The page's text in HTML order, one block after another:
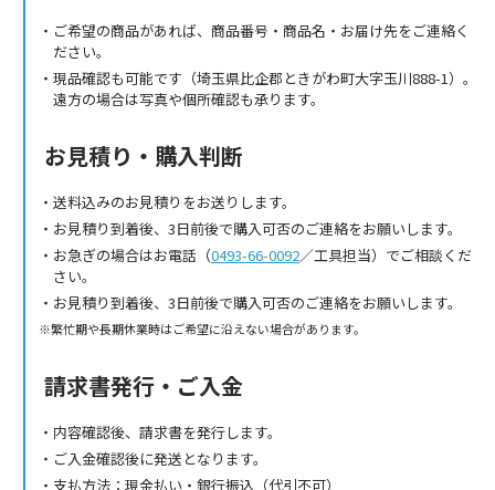
ご希望の商品があれば、商品番号・商品名・お届け先をご連絡く
ださい。
現品確認も可能です（埼玉県比企郡ときがわ町大字玉川888-1）。
遠方の場合は写真や個所確認も承ります。
お見積り・購入判断
送料込みのお見積りをお送りします。
お見積り到着後、3日前後で購入可否のご連絡をお願いします。
お急ぎの場合はお電話（0493-66-0092／工具担当）でご相談くだ
さい。
お見積り到着後、3日前後で購入可否のご連絡をお願いします。
繁忙期や長期休業時はご希望に沿えない場合があります。
請求書発行・ご入金
内容確認後、請求書を発行します。
ご入金確認後に発送となります。
支払方法：現金払い・銀行振込（代引不可）